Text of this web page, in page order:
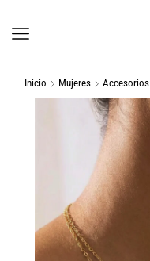
Inicio Mujeres Accesorios